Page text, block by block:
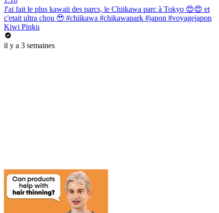
J'ai fait le plus kawaii des parcs, le Chiikawa parc à Tokyo 😍😍 et
c'etait ultra chou 🥹 #chiikawa #chikawapark #japon #voyagejapon
Kiwi Pinku
il y a 3 semaines